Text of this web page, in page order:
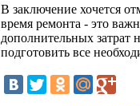
В заключение хочется
время ремонта - это
дополнительных затрат
подготовить все